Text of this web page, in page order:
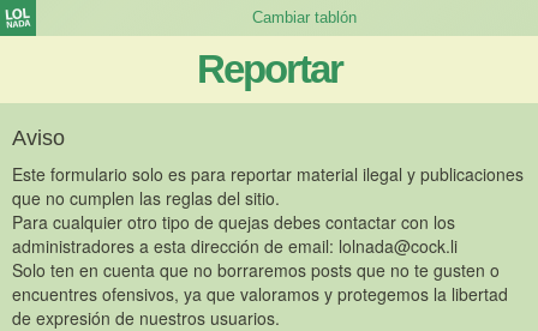
Reportar
Aviso
Este formulario solo es para reportar material ilegal y publicaciones
que no cumplen las reglas del sitio.
Para cualquier otro tipo de quejas debes contactar con los
administradores a esta dirección de email: lolnada@cock.li
Solo ten en cuenta que no borraremos posts que no te gusten o
encuentres ofensivos, ya que valoramos y protegemos la libertad
de expresión de nuestros usuarios.